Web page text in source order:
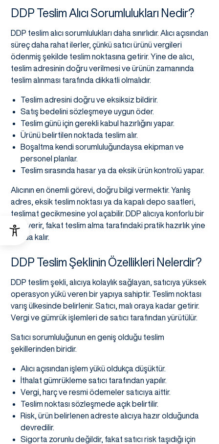
DDP Teslim Alıcı Sorumlulukları Nedir?
DDP teslim alıcı sorumlulukları daha sınırlıdır. Alıcı açısından
süreç daha rahat ilerler, çünkü satıcı ürünü vergileri
ödenmiş şekilde teslim noktasına getirir. Yine de alıcı,
teslim adresinin doğru verilmesi ve ürünün zamanında
teslim alınması tarafında dikkatli olmalıdır.
Teslim adresini doğru ve eksiksiz bildirir.
Satış bedelini sözleşmeye uygun öder.
Teslim günü için gerekli kabul hazırlığını yapar.
Ürünü belirtilen noktada teslim alır.
Boşaltma kendi sorumluluğundaysa ekipman ve
personel planlar.
Teslim sırasında hasar ya da eksik ürün kontrolü yapar.
Alıcının en önemli görevi, doğru bilgi vermektir. Yanlış
adres, eksik teslim noktası ya da kapalı depo saatleri,
teslimat gecikmesine yol açabilir. DDP alıcıya konforlu bir
yapı verir, fakat teslim alma tarafındaki pratik hazırlık yine
alıcıda kalır.
DDP Teslim Şeklinin Özellikleri Nelerdir?
DDP teslim şekli, alıcıya kolaylık sağlayan, satıcıya yüksek
operasyon yükü veren bir yapıya sahiptir. Teslim noktası
varış ülkesinde belirlenir. Satıcı, malı oraya kadar getirir.
Vergi ve gümrük işlemleri de satıcı tarafından yürütülür.
Satıcı sorumluluğunun en geniş olduğu teslim
şekillerinden biridir.
Alıcı açısından işlem yükü oldukça düşüktür.
İthalat gümrükleme satıcı tarafından yapılır.
Vergi, harç ve resmi ödemeler satıcıya aittir.
Teslim noktası sözleşmede açık belirtilir.
Risk, ürün belirlenen adreste alıcıya hazır olduğunda
devredilir.
Sigorta zorunlu değildir, fakat satıcı risk taşıdığı için